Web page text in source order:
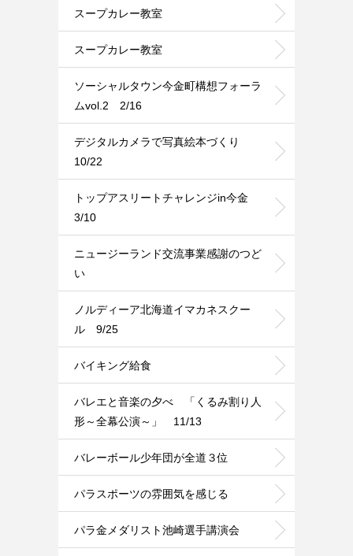
スープカレー教室
スープカレー教室
ソーシャルタウン今金町構想フォーラ
ムvol.2 2/16
デジタルカメラで写真絵本づくり
10/22
トップアスリートチャレンジin今金
3/10
ニュージーランド交流事業感謝のつど
い
ノルディーア北海道イマカネスクー
ル 9/25
バイキング給食
バレエと音楽の夕べ 「くるみ割り人
形～全幕公演～」 11/13
バレーボール少年団が全道３位
パラスポーツの雰囲気を感じる
パラ金メダリスト池崎選手講演会